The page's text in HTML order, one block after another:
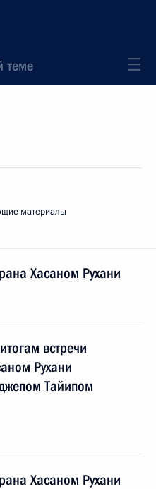
теме
материалы
Хасаном Рухани
встречи
Рухани
Тайипом
Хасаном Рухани